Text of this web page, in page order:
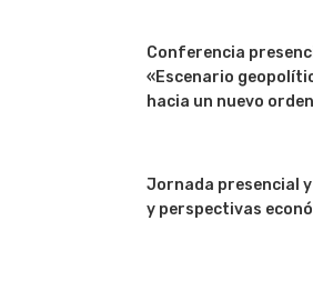
Conferencia
«Escenario
hacia un nuevo
Jornada presencial
y perspectivas